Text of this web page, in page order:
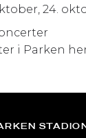
24.
i Parken